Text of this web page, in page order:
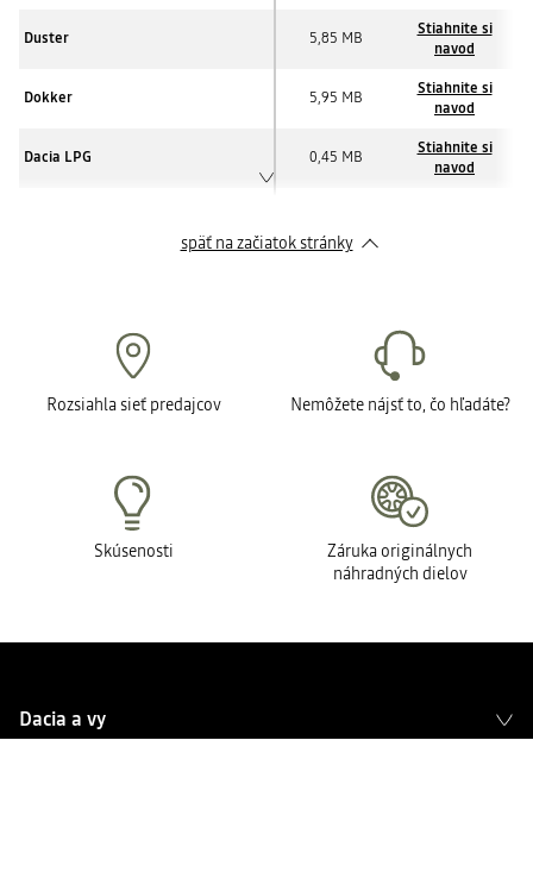
Duster 5,85 MB
Stiahnite si
navod
Dokker 5,95 MB
Stiahnite si
navod
Dacia LPG 0,45 MB
Stiahnite si
navod
Media Nav - aktualizácia máp
späť na začiatok stránky
Rozsiahla sieť predajcov Nemôžete nájsť to, čo hľadáte?
Skúsenosti
Záruka originálnych
náhradných dielov
Dacia a vy